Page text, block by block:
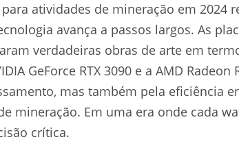
atividades de mineração em 2024
avança a passos largos. As
verdadeiras obras de arte em
GeForce RTX 3090 e a AMD Radeon
mas também pela eficiência
mineração. Em uma era onde cada
crítica.